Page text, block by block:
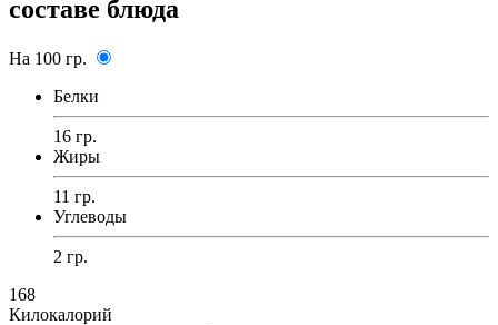
составе блюда
На 100 гр.
Белки
16 гр.
Жиры
11 гр.
Углеводы
2 гр.
168
Килокалорий